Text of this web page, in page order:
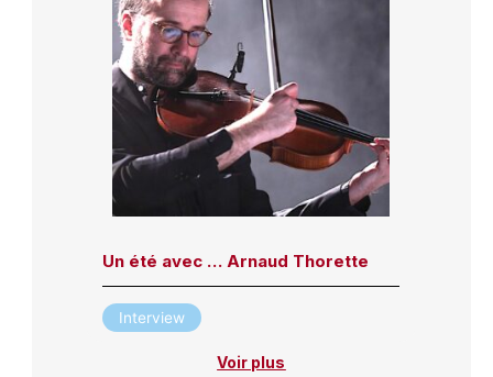
Un été avec … Arnaud Thorette
Interview
Voir plus